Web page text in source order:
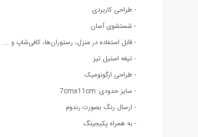
- طراحی کاربردی
- شستشوی آسان
- قابل استفاده در منزل، رستوران‌ها، کافی‌شاپ و ...
- تیغه استیل تیز
- طراحی ارگونومیک
- سایز حدودی: 7cmx11cm
- ارسال رنگ بصورت رندوم
- به همراه پکیجینگ